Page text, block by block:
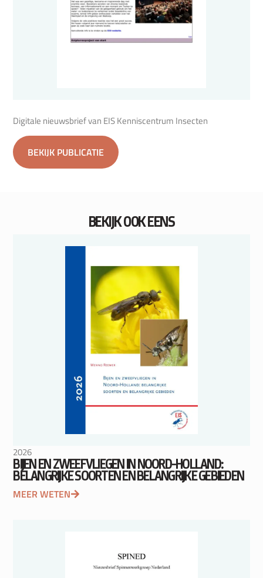
Digitale nieuwsbrief van EIS Kenniscentrum Insecten
BEKIJK PUBLICATIE
BEKIJK OOK EENS
2026
BIJEN EN ZWEEFVLIEGEN IN NOORD-HOLLAND:
BELANGRIJKE SOORTEN EN BELANGRIJKE GEBIEDEN
MEER WETEN